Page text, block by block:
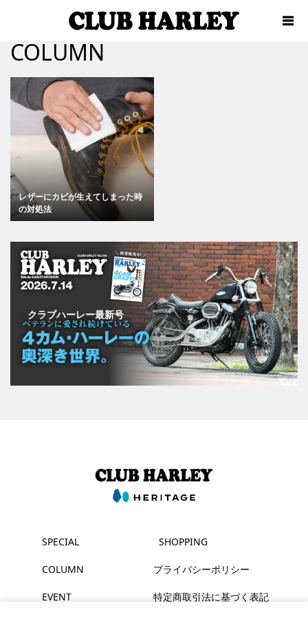
COLUMN
レザーにカビが生えてしまった時
の対処法
クラブハーレー最新号
SPECIAL
COLUMN
EVENT
SHOPPING
プライバシーポリシー
特定商取引法に基づく表記